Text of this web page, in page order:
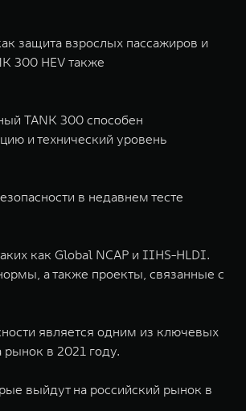
защита взрослых пассажиров и
300 HEV также
TANK 300 способен
и технический уровень
в недавнем тесте
как Global NCAP и IIHS-HLDI.
а также проекты, связанные с
является одним из ключевых
в 2021 году.
выйдут на российский рынок в